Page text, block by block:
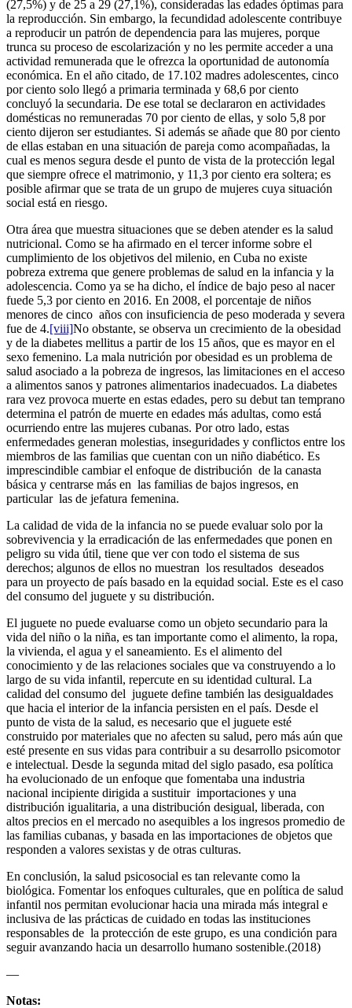
(27,5%) y de 25 a 29 (27,1%), consideradas las edades óptimas para
la reproducción. Sin embargo, la fecundidad adolescente contribuye
a reproducir un patrón de dependencia para las mujeres, porque
trunca su proceso de escolarización y no les permite acceder a una
actividad remunerada que le ofrezca la oportunidad de autonomía
económica. En el año citado, de 17.102 madres adolescentes, cinco
por ciento solo llegó a primaria terminada y 68,6 por ciento
concluyó la secundaria. De ese total se declararon en actividades
domésticas no remuneradas 70 por ciento de ellas, y solo 5,8 por
ciento dijeron ser estudiantes. Si además se añade que 80 por ciento
de ellas estaban en una situación de pareja como acompañadas, la
cual es menos segura desde el punto de vista de la protección legal
que siempre ofrece el matrimonio, y 11,3 por ciento era soltera; es
posible afirmar que se trata de un grupo de mujeres cuya situación
social está en riesgo.
Otra área que muestra situaciones que se deben atender es la salud
nutricional. Como se ha afirmado en el tercer informe sobre el
cumplimiento de los objetivos del milenio, en Cuba no existe
pobreza extrema que genere problemas de salud en la infancia y la
adolescencia. Como ya se ha dicho, el índice de bajo peso al nacer
fuede 5,3 por ciento en 2016. En 2008, el porcentaje de niños
menores de cinco años con insuficiencia de peso moderada y severa
fue de 4.[viii]No obstante, se observa un crecimiento de la obesidad
y de la diabetes mellitus a partir de los 15 años, que es mayor en el
sexo femenino. La mala nutrición por obesidad es un problema de
salud asociado a la pobreza de ingresos, las limitaciones en el acceso
a alimentos sanos y patrones alimentarios inadecuados. La diabetes
rara vez provoca muerte en estas edades, pero su debut tan temprano
determina el patrón de muerte en edades más adultas, como está
ocurriendo entre las mujeres cubanas. Por otro lado, estas
enfermedades generan molestias, inseguridades y conflictos entre los
miembros de las familias que cuentan con un niño diabético. Es
imprescindible cambiar el enfoque de distribución de la canasta
básica y centrarse más en las familias de bajos ingresos, en
particular las de jefatura femenina.
La calidad de vida de la infancia no se puede evaluar solo por la
sobrevivencia y la erradicación de las enfermedades que ponen en
peligro su vida útil, tiene que ver con todo el sistema de sus
derechos; algunos de ellos no muestran los resultados deseados
para un proyecto de país basado en la equidad social. Este es el caso
del consumo del juguete y su distribución.
El juguete no puede evaluarse como un objeto secundario para la
vida del niño o la niña, es tan importante como el alimento, la ropa,
la vivienda, el agua y el saneamiento. Es el alimento del
conocimiento y de las relaciones sociales que va construyendo a lo
largo de su vida infantil, repercute en su identidad cultural. La
calidad del consumo del juguete define también las desigualdades
que hacia el interior de la infancia persisten en el país. Desde el
punto de vista de la salud, es necesario que el juguete esté
construido por materiales que no afecten su salud, pero más aún que
esté presente en sus vidas para contribuir a su desarrollo psicomotor
e intelectual. Desde la segunda mitad del siglo pasado, esa política
ha evolucionado de un enfoque que fomentaba una industria
nacional incipiente dirigida a sustituir importaciones y una
distribución igualitaria, a una distribución desigual, liberada, con
altos precios en el mercado no asequibles a los ingresos promedio de
las familias cubanas, y basada en las importaciones de objetos que
responden a valores sexistas y de otras culturas.
En conclusión, la salud psicosocial es tan relevante como la
biológica. Fomentar los enfoques culturales, que en política de salud
infantil nos permitan evolucionar hacia una mirada más integral e
inclusiva de las prácticas de cuidado en todas las instituciones
responsables de la protección de este grupo, es una condición para
seguir avanzando hacia un desarrollo humano sostenible.(2018)
—
Notas: